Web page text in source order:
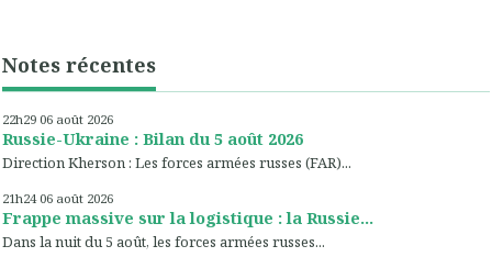
Notes récentes
22h29 06 août 2026
Russie-Ukraine : Bilan du 5 août 2026
Direction Kherson : Les forces armées russes (FAR)...
21h24 06 août 2026
Frappe massive sur la logistique : la Russie...
Dans la nuit du 5 août, les forces armées russes...